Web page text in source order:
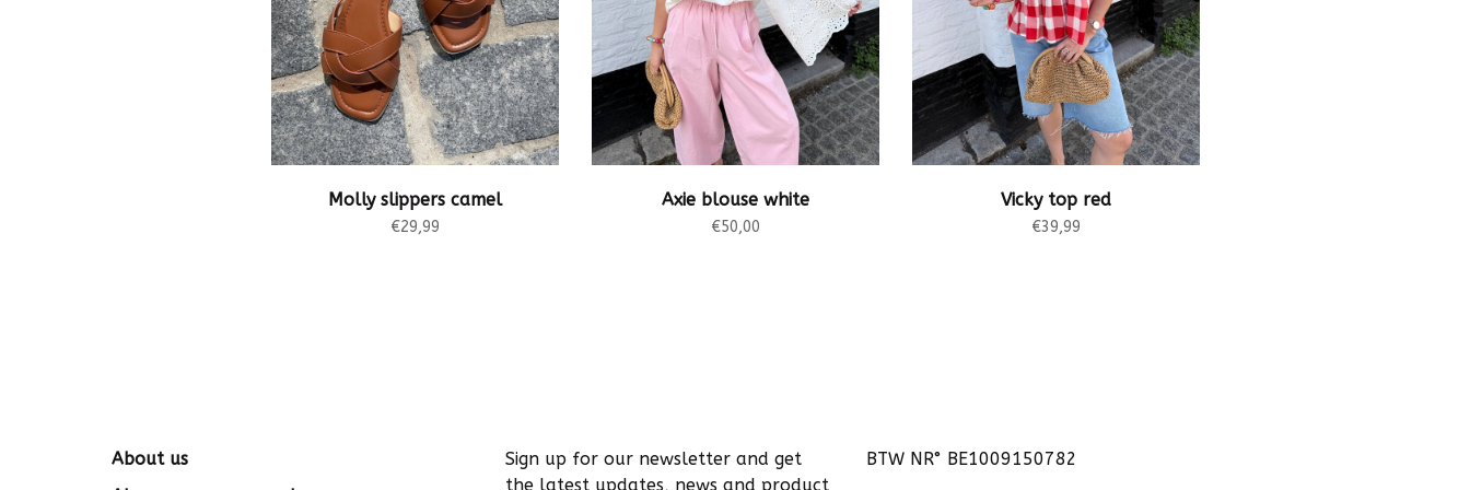
Molly slippers camel
€29,99
Axie blouse white
€50,00
Vicky top red
€39,99
About us
Sign up for our newsletter and get
the latest updates, news and product
BTW NR° BE1009150782